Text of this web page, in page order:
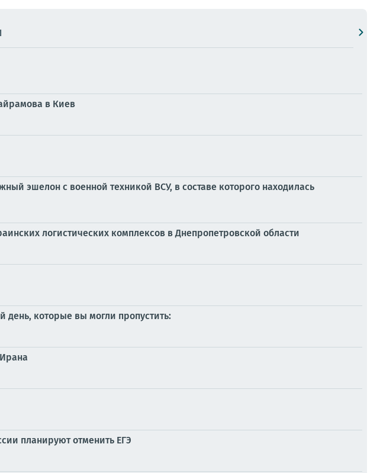
в Киев
эшелон с военной техникой ВСУ, в составе которого находилась
логистических комплексов в Днепропетровской области
которые вы могли пропустить:
планируют отменить ЕГЭ